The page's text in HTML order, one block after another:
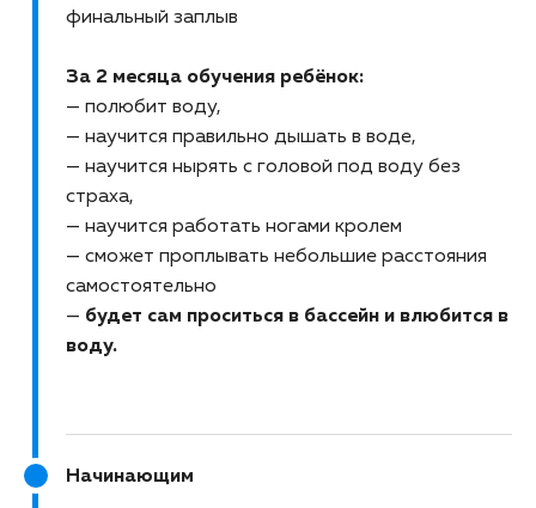
финальный заплыв
За 2 месяца обучения ребёнок:
— полюбит воду,
— научится правильно дышать в воде,
— научится нырять с головой под воду без
страха,
— научится работать ногами кролем
— сможет проплывать небольшие расстояния
самостоятельно
— будет сам проситься в бассейн и влюбится в
воду.
Начинающим